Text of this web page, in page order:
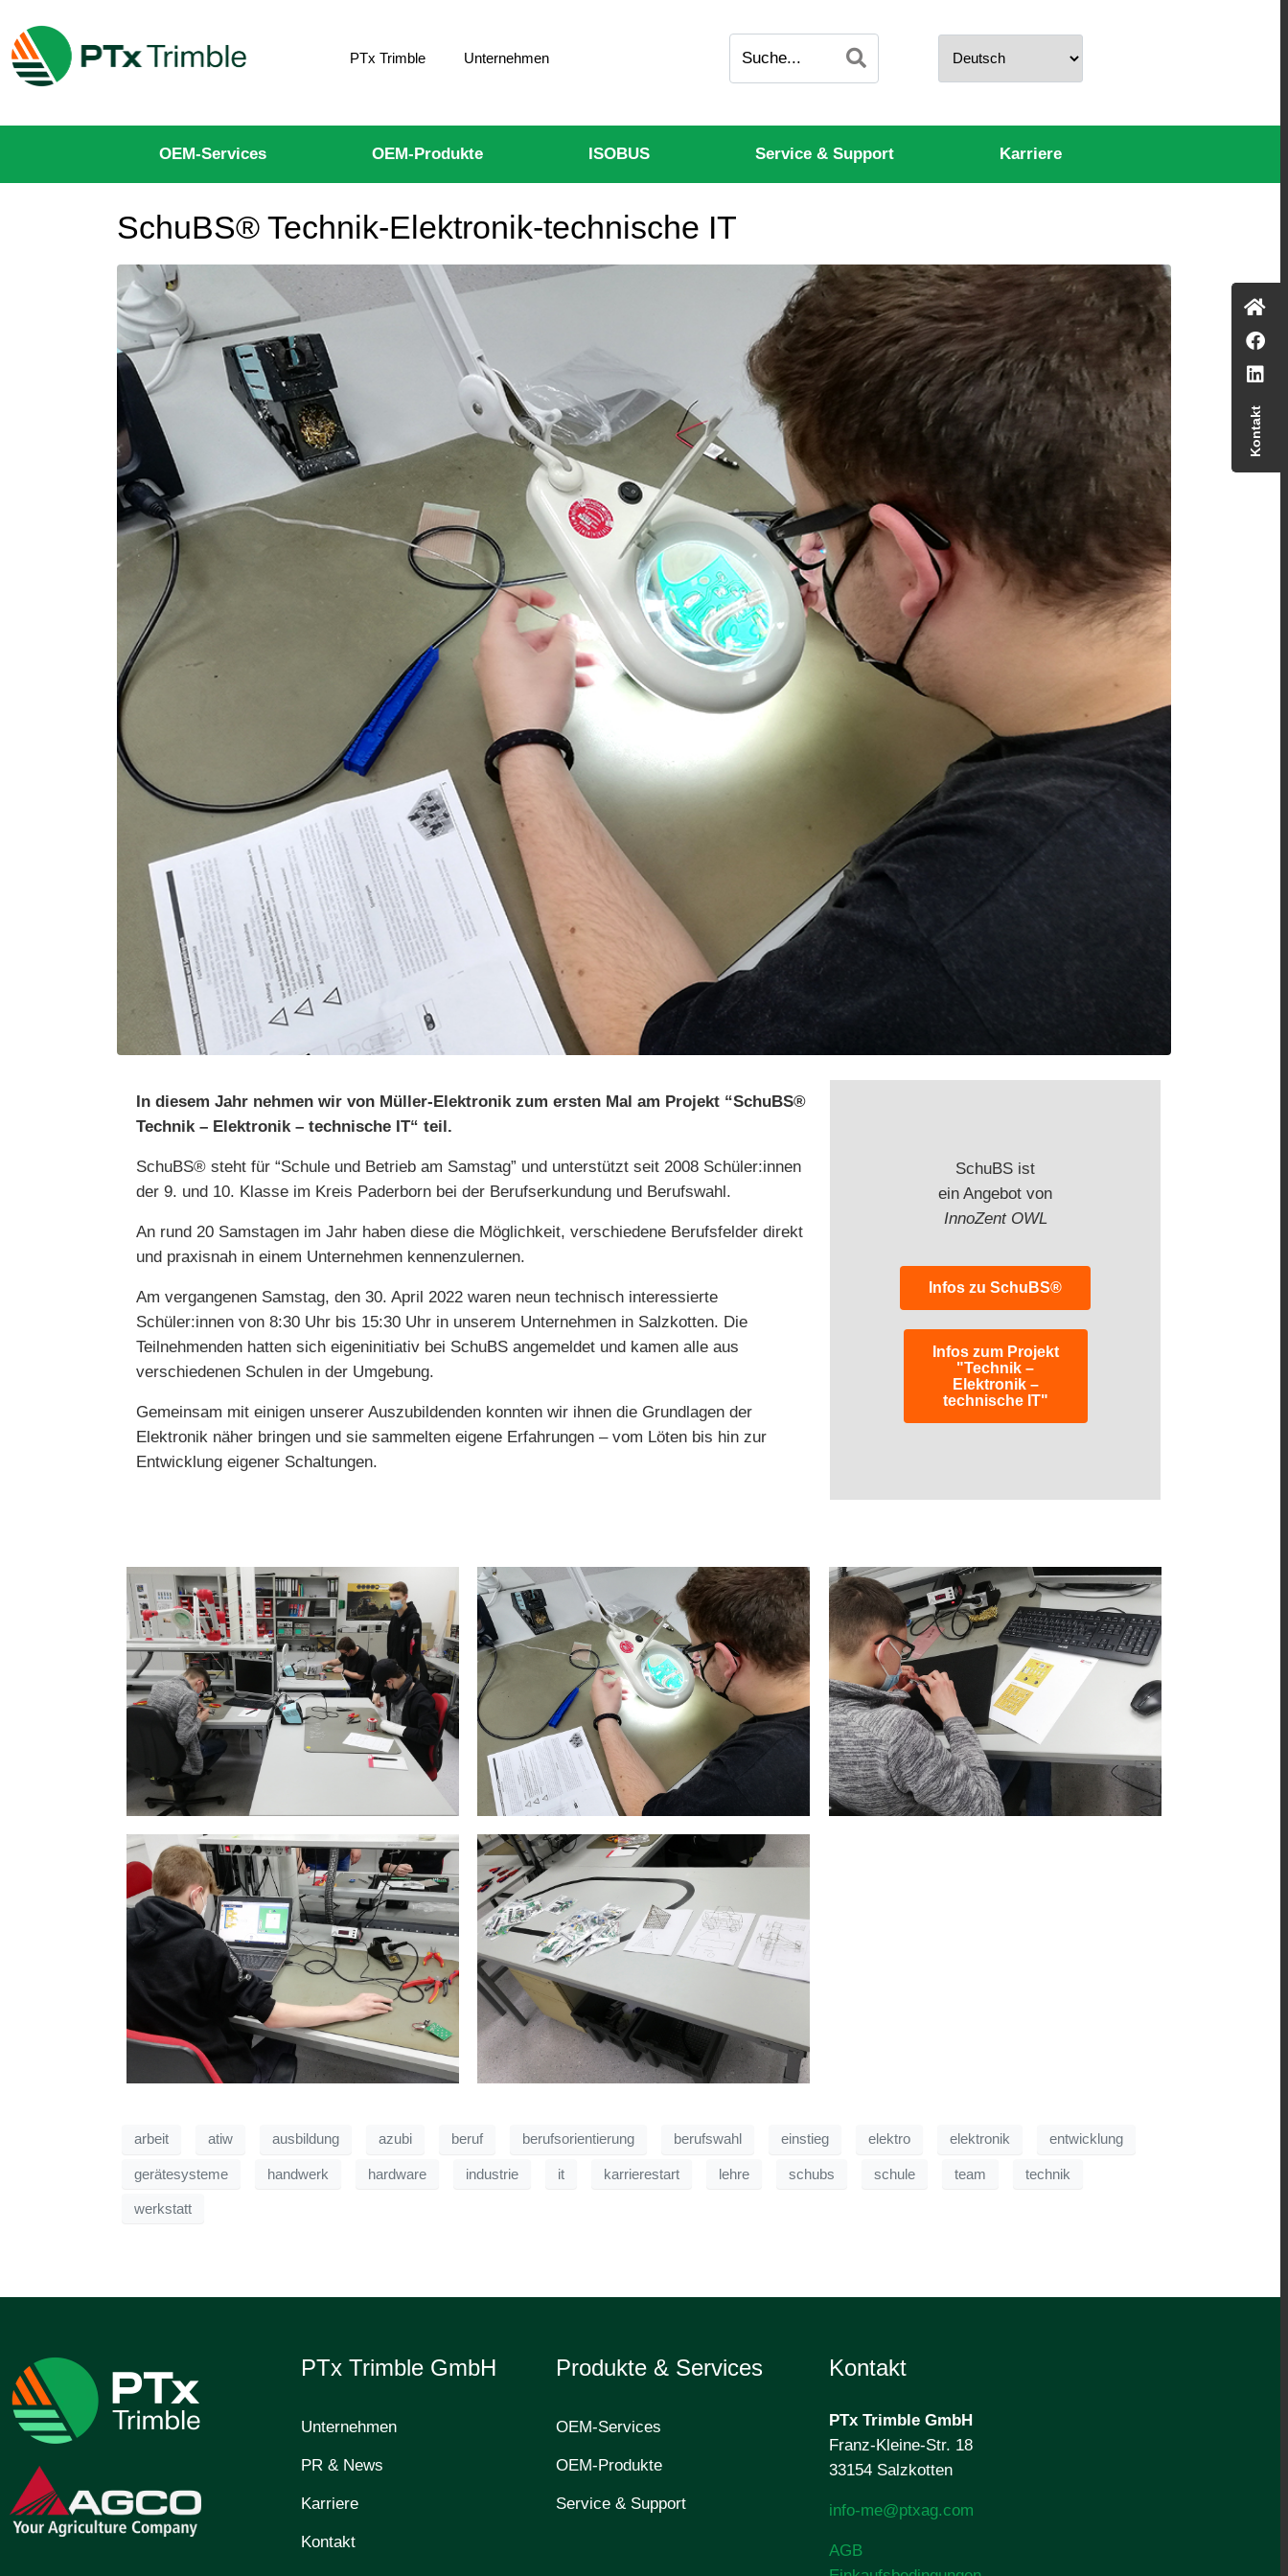
PTx Trimble Unternehmen
OEM-Services OEM-Produkte ISOBUS Service & Support Karriere
SchuBS® Technik-Elektronik-technische IT
In diesem Jahr nehmen wir von Müller-Elektronik zum ersten Mal am Projekt “SchuBS®
Technik – Elektronik – technische IT“ teil.
SchuBS® steht für “Schule und Betrieb am Samstag” und unterstützt seit 2008 Schüler:innen
der 9. und 10. Klasse im Kreis Paderborn bei der Berufserkundung und Berufswahl.
An rund 20 Samstagen im Jahr haben diese die Möglichkeit, verschiedene Berufsfelder direkt
und praxisnah in einem Unternehmen kennenzulernen.
Am vergangenen Samstag, den 30. April 2022 waren neun technisch interessierte
Schüler:innen von 8:30 Uhr bis 15:30 Uhr in unserem Unternehmen in Salzkotten. Die
Teilnehmenden hatten sich eigeninitiativ bei SchuBS angemeldet und kamen alle aus
verschiedenen Schulen in der Umgebung.
Gemeinsam mit einigen unserer Auszubildenden konnten wir ihnen die Grundlagen der
Elektronik näher bringen und sie sammelten eigene Erfahrungen – vom Löten bis hin zur
Entwicklung eigener Schaltungen.
SchuBS ist
ein Angebot von
InnoZent OWL
Infos zu SchuBS®
Infos zum Projekt
"Technik –
Elektronik –
technische IT"
arbeit atiw ausbildung azubi beruf berufsorientierung berufswahl einstieg elektro elektronik entwicklung
gerätesysteme handwerk hardware industrie it karrierestart lehre schubs schule team technik
werkstatt
PTx Trimble GmbH
Unternehmen
PR & News
Karriere
Kontakt
Produkte & Services
OEM-Services
OEM-Produkte
Service & Support
Kontakt
PTx TrimbleGmbH
Franz-Kleine-Str. 18
33154 Salzkotten
info-me@ptxag.com
AGB
Kontakt